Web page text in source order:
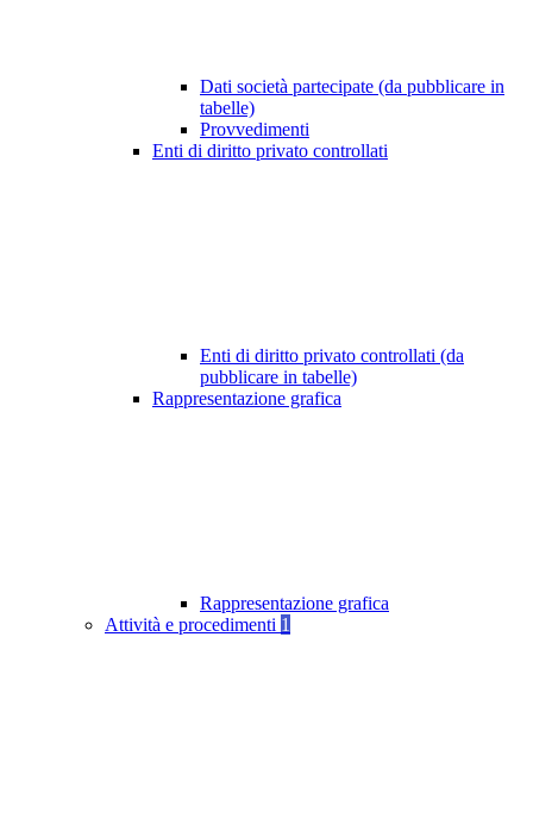
Dati società partecipate (da pubblicare in
tabelle)
Provvedimenti
Enti di diritto privato controllati
Enti di diritto privato controllati (da
pubblicare in tabelle)
Rappresentazione grafica
Rappresentazione grafica
Attività e procedimenti 1